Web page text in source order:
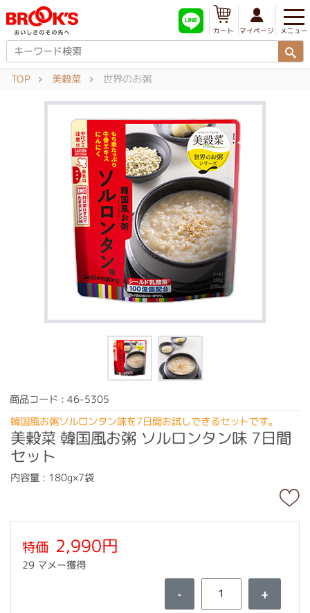
メニュー
マイページ
カート
TOP 美穀菜 世界のお粥
商品コード : 46-5305
韓国風お粥ソルロンタン味を7日間お試しできるセットです。
美穀菜 韓国風お粥 ソルロンタン味 7日間
セット
内容量 : 180g×7袋
特価 2,990円
29 マメー獲得
- +